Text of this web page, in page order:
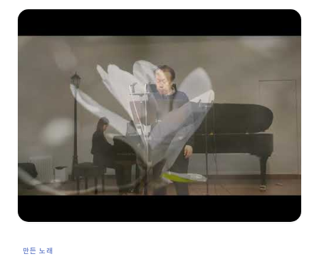
만든 노래